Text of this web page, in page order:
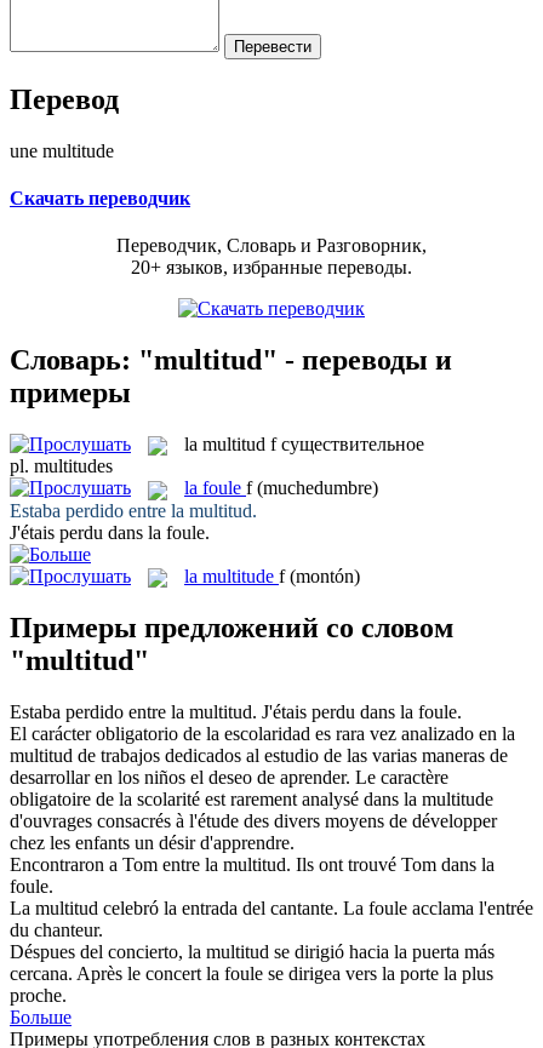
Перевод
une multitude
Скачать переводчик
Переводчик, Словарь и Разговорник,
20+ языков, избранные переводы.
Словарь: "multitud" - переводы и
примеры
la multitud f существительное
pl. multitudes
la foule f (muchedumbre)
Estaba perdido entre la multitud.
J'étais perdu dans la foule.
la multitude f (montón)
Примеры предложений со словом
"multitud"
Estaba perdido entre la multitud. J'étais perdu dans la foule.
El carácter obligatorio de la escolaridad es rara vez analizado en la
multitud de trabajos dedicados al estudio de las varias maneras de
desarrollar en los niños el deseo de aprender. Le caractère
obligatoire de la scolarité est rarement analysé dans la multitude
d'ouvrages consacrés à l'étude des divers moyens de développer
chez les enfants un désir d'apprendre.
Encontraron a Tom entre la multitud. Ils ont trouvé Tom dans la
foule.
La multitud celebró la entrada del cantante. La foule acclama l'entrée
du chanteur.
Déspues del concierto, la multitud se dirigió hacia la puerta más
cercana. Après le concert la foule se dirigea vers la porte la plus
proche.
Больше
Примеры употребления слов в разных контекстах